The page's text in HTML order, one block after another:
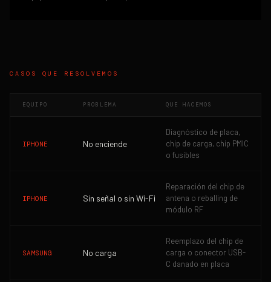
CASOS QUE RESOLVEMOS
EQUIPO PROBLEMA QUE HACEMOS
IPHONE No enciende
Diagnóstico de placa,
chip de carga, chip PMIC
o fusibles
IPHONE Sin señal o sin Wi-Fi
Reparación del chip de
antena o reballing de
módulo RF
SAMSUNG No carga
Reemplazo del chip de
carga o conector USB-
C danado en placa